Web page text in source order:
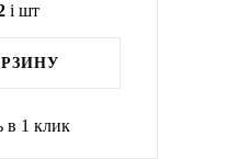
i шт
в 1 клик